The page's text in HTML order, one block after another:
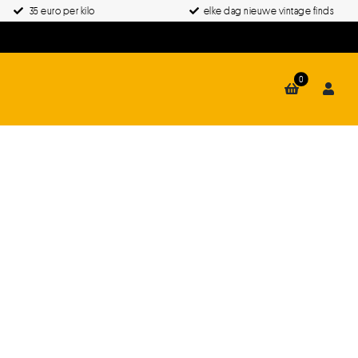
35 euro per kilo elke dag nieuwe vintage finds
0